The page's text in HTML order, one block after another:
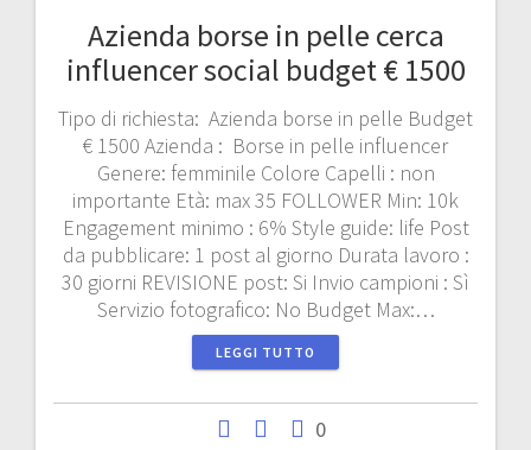
Azienda borse in pelle cerca
influencer social budget € 1500
Tipo di richiesta: Azienda borse in pelle Budget
€ 1500 Azienda : Borse in pelle influencer
Genere: femminile Colore Capelli : non
importante Età: max 35 FOLLOWER Min: 10k
Engagement minimo : 6% Style guide: life Post
da pubblicare: 1 post al giorno Durata lavoro :
30 giorni REVISIONE post: Si Invio campioni : Sì
Servizio fotografico: No Budget Max:…
LEGGI TUTTO
0